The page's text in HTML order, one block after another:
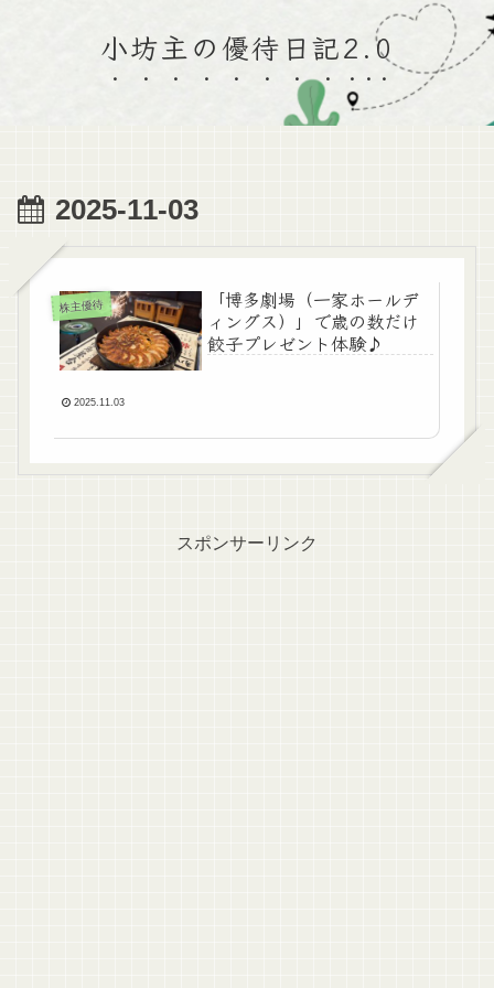
小坊主の優待日記2.0
2025-11-03
株主優待
「博多劇場（一家ホールデ
ィングス）」で歳の数だけ
餃子プレゼント体験♪
2025.11.03
スポンサーリンク